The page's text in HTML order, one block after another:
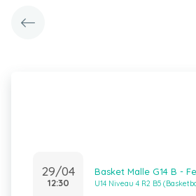
29/04
12:30
Basket Malle G14 B -
U14 Niveau 4 R2 B5